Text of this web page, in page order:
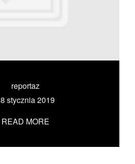
reportaz
stycznia 2019
READ MORE
SIĘ ZE MNĄ →